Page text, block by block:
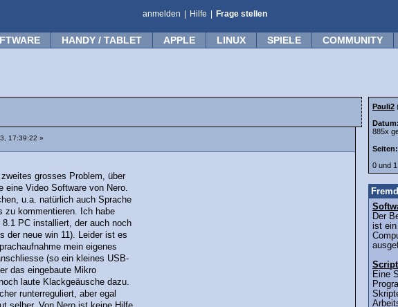
anmelden Hilfe Frage stellen
HANDY / TABLET APPLE LINUX SPIELE COMMUNITY
17:39:22 »
grosses Problem, über
Video Software von Nero.
u.a. natürlich auch Sprache
zu kommentieren. Ich habe
PC installiert, der auch noch
der neue win 11). Leider ist es
mein eigenes
(so ein kleines USB-
das eingebaute Mikro
laute Klackgeäusche dazu.
runterreguliert, aber egal
Pauli2
Datum:
885x
Seiten:
0 und
Der
ist
Eine